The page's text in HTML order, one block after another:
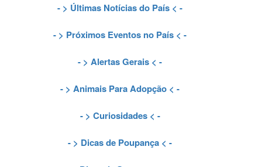
- > Últimas Notícias do País < -
- > Próximos Eventos no País < -
- >Alertas Gerais < -
- >Animais Para Adopção < -
- > Curiosidades< -
- > Dicas de Poupança < -